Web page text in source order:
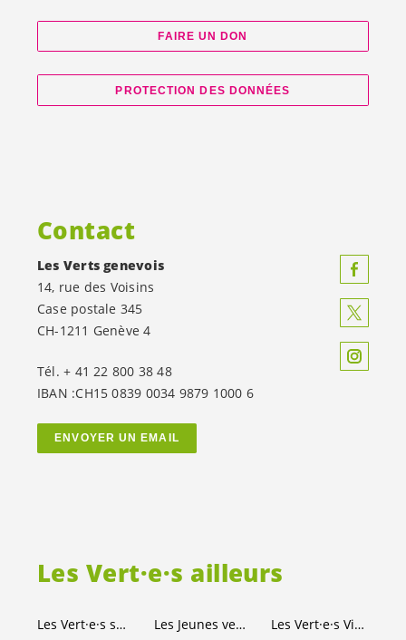
Les Vert·e·s ailleurs
Les Vert·e·s suisses Les Jeunes vert-e-s Les Vert·e·s Ville de Genève
FAIRE UN DON
PROTECTION DES DONNÉES
Contact
Les Verts genevois
14, rue des Voisins
Case postale 345
CH-1211 Genève 4
Tél. + 41 22 800 38 48
IBAN :CH15 0839 0034 9879 1000 6
ENVOYER UN EMAIL